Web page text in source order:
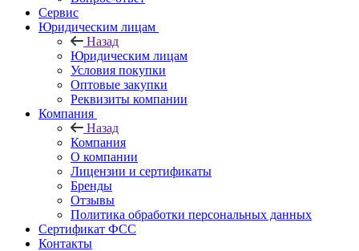
Сервис
Юридическим лицам
Назад
Юридическим лицам
Условия покупки
Оптовые закупки
Реквизиты компании
Компания
Назад
Компания
О компании
Лицензии и сертификаты
Бренды
Отзывы
Политика обработки персональных данных
Сертификат ФСС
Контакты